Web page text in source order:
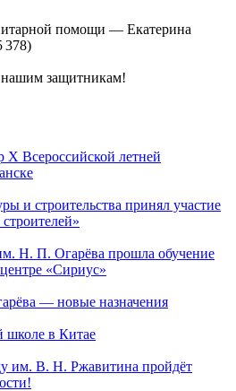
помощи — Екатерина
378)
защитникам!
Всероссийской летней
и строительства принял участие
Н. П. Огарёва прошла обучение
«Сириус»
— новые назначения
школе в Китае
им. В. Н. Ржавитина пройдёт